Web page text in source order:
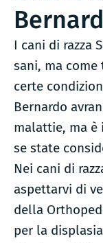
I cani di razza
sani, ma
certe
Bernardo
malattie, ma è
se state
Nei cani di
aspettarvi di
della
per la